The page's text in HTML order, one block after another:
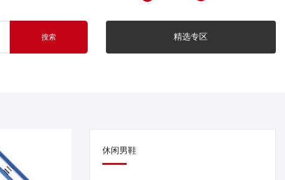
搜索 精选专区
休闲男鞋